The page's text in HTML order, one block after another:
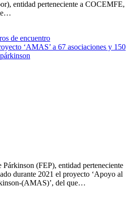
entidad perteneciente a COCEMFE,
‘AMAS’ a 67 asociaciones y 150
Párkinson (FEP), entidad perteneciente
durante 2021 el proyecto ‘Apoyo al
(AMAS)’, del que…